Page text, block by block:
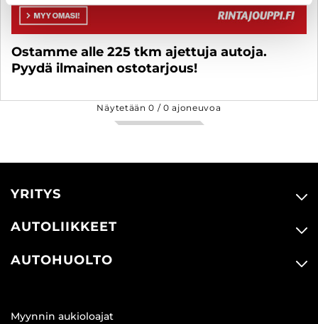
Ostamme alle 225 tkm ajettuja autoja.
Pyydä ilmainen ostotarjous!
Näytetään0 /0 ajoneuvoa
YRITYS
AUTOLIIKKEET
AUTOHUOLTO
Myynnin aukioloajat